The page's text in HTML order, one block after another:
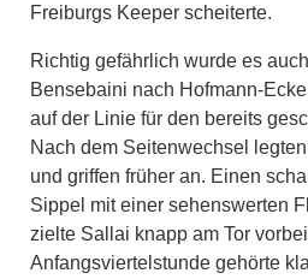
Freiburgs Keeper scheiterte.
Richtig gefährlich wurde es
Bensebaini nach Hofmann-
auf der Linie für den bereits
Nach dem Seitenwechsel
und griffen früher an. Einen
Sippel mit einer sehenswerten
zielte Sallai knapp am Tor
Anfangsviertelstunde gehörte